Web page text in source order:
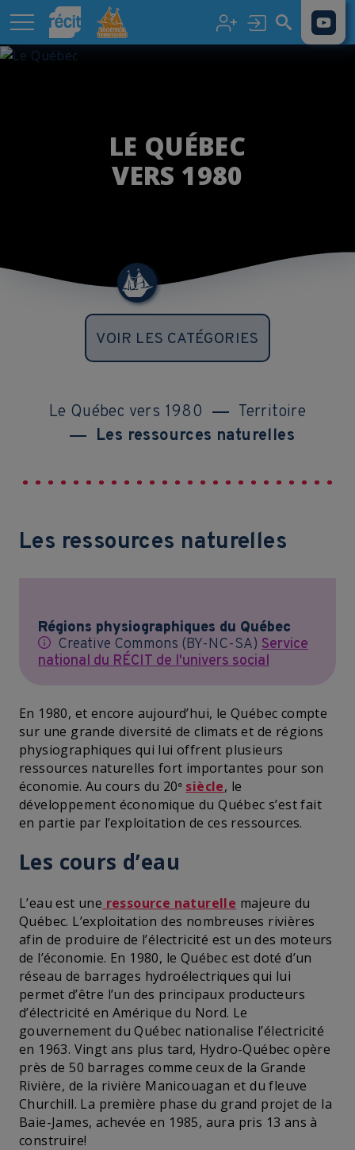
Aller au contenu principal
LE QUÉBEC
VERS 1980
VOIR LES CATÉGORIES
Le Québec vers 1980
Territoire
Les ressources naturelles
Les ressources naturelles
Régions physiographiques du Québec
Creative Commons (BY-NC-SA) Service
national du RÉCIT de l'univers social
En 1980, et encore aujourd’hui, le Québec compte
sur une grande diversité de climats et de régions
physiographiques qui lui offrent plusieurs
ressources naturelles fort importantes pour son
économie. Au cours du 20e siècle, le
développement économique du Québec s’est fait
en partie par l’exploitation de ces ressources.
Les cours d’eau
L’eau est une ressource naturelle majeure du
Québec. L’exploitation des nombreuses rivières
afin de produire de l’électricité est un des moteurs
de l’économie. En 1980, le Québec est doté d’un
réseau de barrages hydroélectriques qui lui
permet d’être l’un des principaux producteurs
d’électricité en Amérique du Nord. Le
gouvernement du Québec nationalise l’électricité
en 1963. Vingt ans plus tard, Hydro-Québec opère
près de 50 barrages comme ceux de la Grande
Rivière, de la rivière Manicouagan et du fleuve
Churchill. La première phase du grand projet de la
Baie-James, achevée en 1985, aura pris 13 ans à
construire!